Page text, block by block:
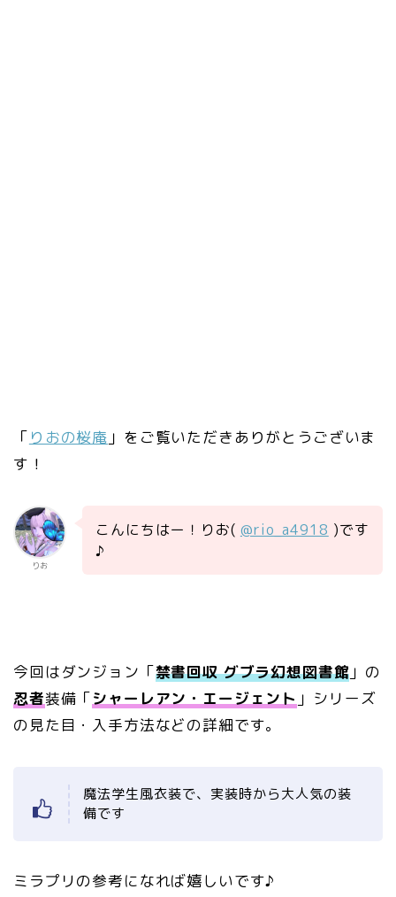
「 りおの桜庵 」をご覧いただきありがとうございま
す！
りお
こんにちはー！りお( @rio_a4918 )です
♪
今回はダンジョン「禁書回収 グブラ幻想図書館 」の
忍者装備「シャーレアン・エージェント 」シリーズ
の見た目・入手方法などの詳細です。
魔法学生風衣装で、実装時から大人気の装
備です
ミラプリの参考になれば嬉しいです♪